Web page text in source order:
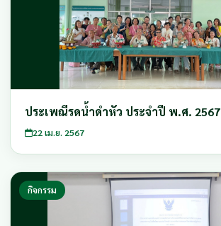
ประเพณีรดน้ำดำหัว ประจำปี พ.ศ. 2567
22 เม.ย. 2567
กิจกรรม